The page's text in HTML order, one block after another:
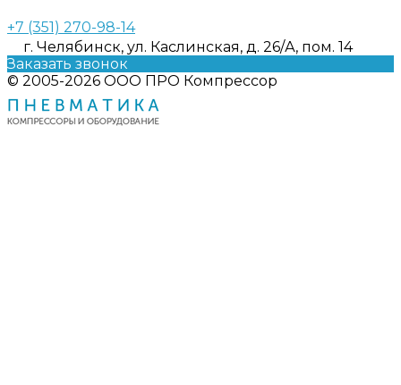
+7 (351) 270-98-14
г. Челябинск, ул. Каслинская, д. 26/А, пом. 14
Заказать звонок
© 2005-2026 ООО ПРО Компрессор